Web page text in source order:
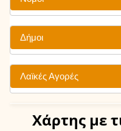
Δήμοι
Λαϊκές Αγορές
Χάρτης με